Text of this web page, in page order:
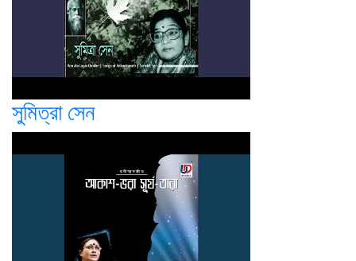
সুমিত্রা সেন